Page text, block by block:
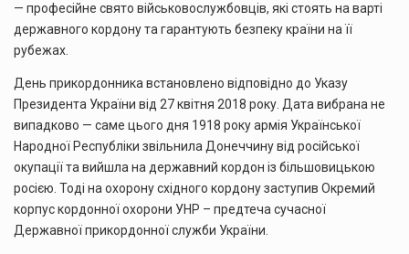
— професійне свято військовослужбовців, які стоять на варті
державного кордону та гарантують безпеку країни на її
рубежах.
День прикордонника встановлено відповідно до Указу
Президента України від 27 квітня 2018 року. Дата вибрана не
випадково — саме цього дня 1918 року армія Української
Народної Республіки звільнила Донеччину від російської
окупації та вийшла на державний кордон із більшовицькою
росією. Тоді на охорону східного кордону заступив Окремий
корпус кордонної охорони УНР – предтеча сучасної
Державної прикордонної служби України.